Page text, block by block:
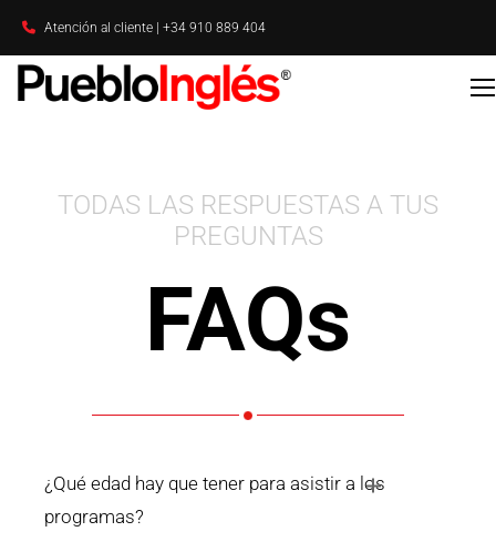
Atención al cliente | +34 910 889 404
TODAS LAS RESPUESTAS A TUS
PREGUNTAS
FAQs
¿Qué edad hay que tener para asistir a los
programas?